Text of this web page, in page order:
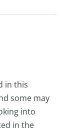
in this
some may
into
in the